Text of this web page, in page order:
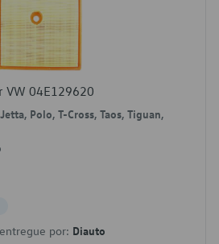
VW 04E129620
Polo, T-Cross, Taos, Tiguan,
por: Diauto